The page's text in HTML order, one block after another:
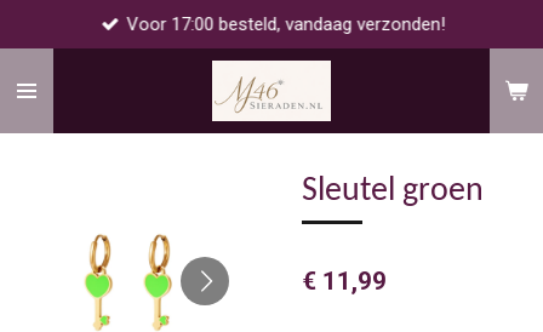
naar
Voor 17:00 besteld, vandaag verzonden!
Sleutel groen
€ 11,99